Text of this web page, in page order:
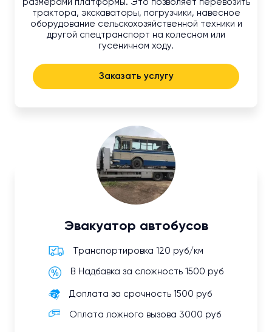
размерами платформы. Это позволяет перевозить
трактора, экскаваторы, погрузчики, навесное
оборудование сельскохозяйственной техники и
другой спецтранспорт на колесном или
гусеничном ходу.
Заказать услугу
Эвакуатор автобусов
Транспортировка 120 руб/км
В Надбавка за сложность 1500 руб
Доплата за срочность 1500 руб
Оплата ложного вызова 3000 руб